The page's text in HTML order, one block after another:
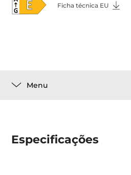
Ficha técnica EU
Menu
Especificações